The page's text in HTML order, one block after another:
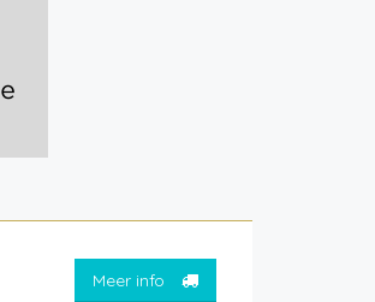
Meer info